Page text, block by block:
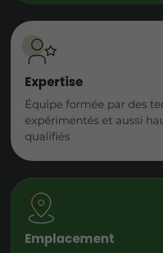
Expertise
Équipe formée par des
expérimentés et aussi
qualifiés
Emplacement